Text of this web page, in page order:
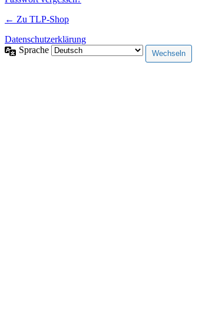
← Zu TLP-Shop
Datenschutzerklärung
Sprache